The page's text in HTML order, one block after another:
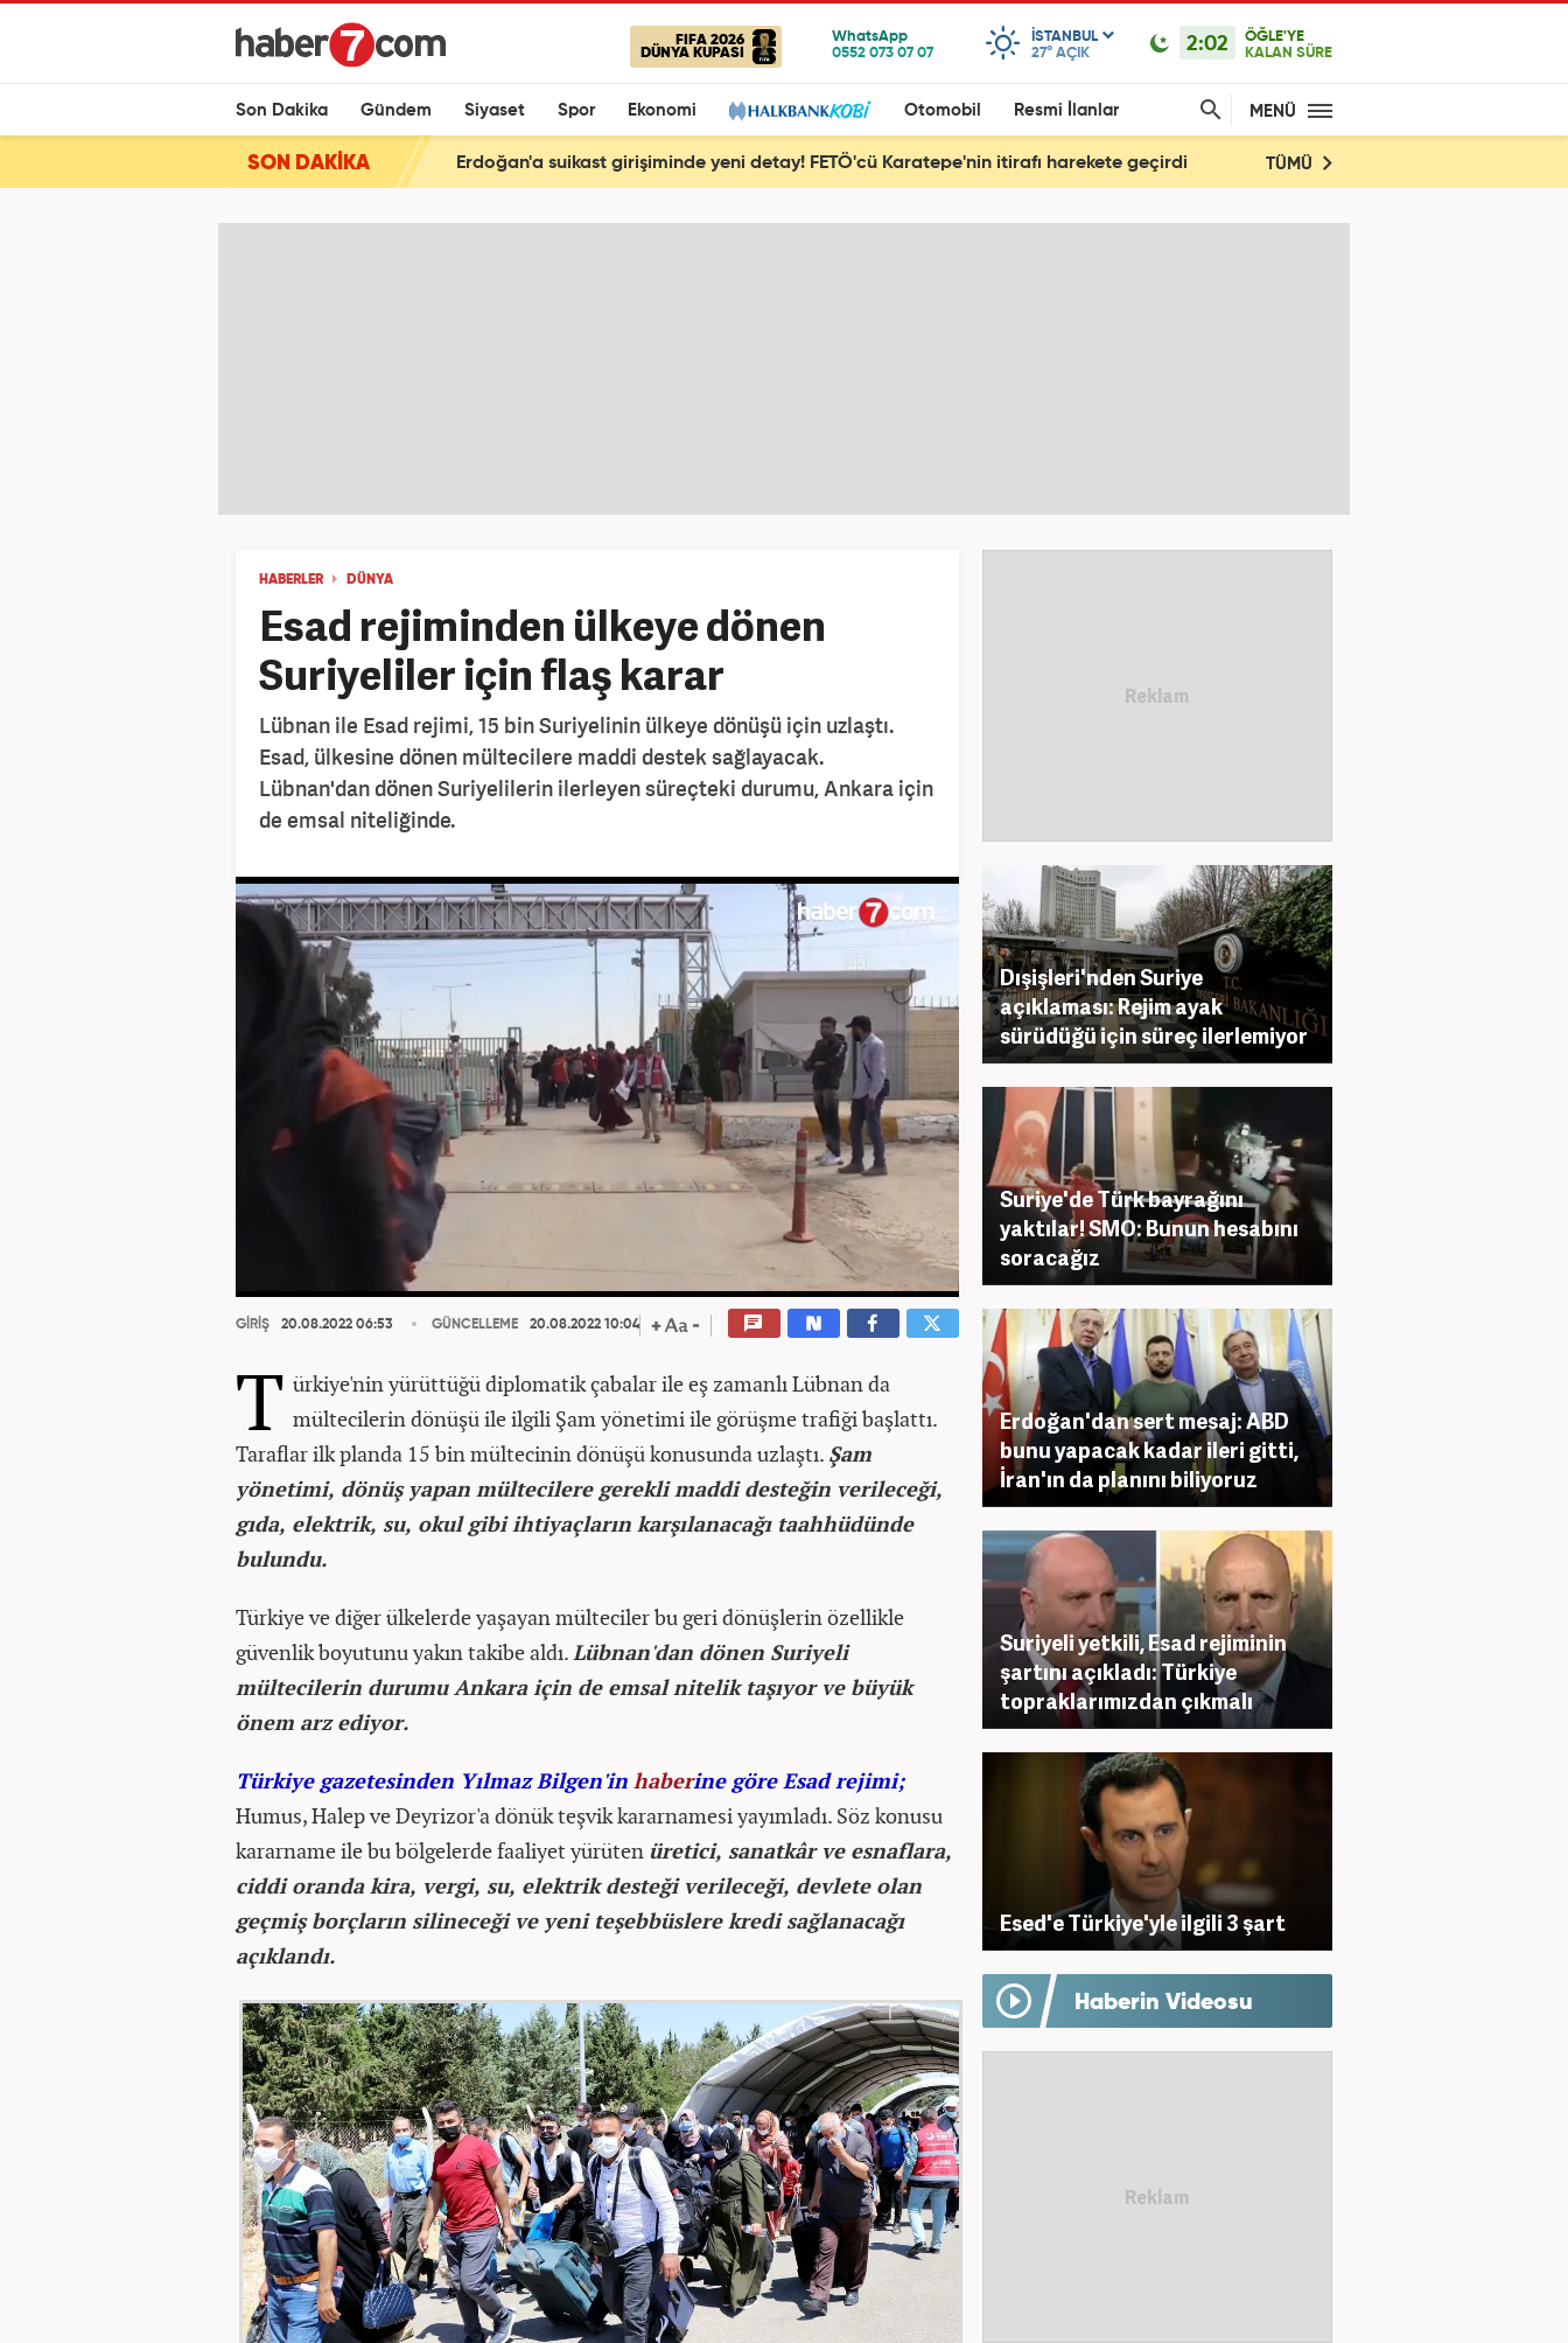
FIFA 2026
DÜNYA KUPASI
ISTANBUL
27° AÇIK 2:02
ÖĞLE'YE
KALAN SÜRE
Son Dakika Gündem Siyaset Spor Ekonomi Otomobil Resmi İlanlar MENÜ
SON DAKİKA Erdoğan'a suikast girişiminde yeni detay! FETÖ'cü Karatepe'nin itirafı harekete geçirdi TÜMÜ
HABERLER DÜNYA
Esad rejiminden ülkeye dönen
Suriyeliler için flaş karar
Lübnan ile Esad rejimi, 15 bin Suriyelinin ülkeye dönüşü için uzlaştı.
Esad, ülkesine dönen mültecilere maddi destek sağlayacak.
Lübnan'dan dönen Suriyelilerin ilerleyen süreçteki durumu, Ankara için
de emsal niteliğinde.
GİRİŞ 20.08.2022 06:53 GÜNCELLEME 20.08.2022 10:04
T ürkiye'nin yürüttüğü diplomatik çabalar ile eş zamanlı Lübnan da
mültecilerin dönüşü ile ilgili Şam yönetimi ile görüşme trafiği başlattı.
Taraflar ilk planda 15 bin mültecinin dönüşü konusunda uzlaştı. Şam
yönetimi, dönüş yapan mültecilere gerekli maddi desteğin verileceği,
gıda, elektrik, su, okul gibi ihtiyaçların karşılanacağı taahhüdünde
bulundu.
Türkiye ve diğer ülkelerde yaşayan mülteciler bu geri dönüşlerin özellikle
güvenlik boyutunu yakın takibe aldı.Lübnan'dan dönen Suriyeli
mültecilerin durumu Ankara için de emsal nitelik taşıyor ve büyük
önem arz ediyor.
Türkiye gazetesinden Yılmaz Bilgen'in haberine göre Esad rejimi;
Humus, Halep ve Deyrizor'a dönük teşvik kararnamesi yayımladı. Söz konusu
kararname ile bu bölgelerde faaliyet yürüten üretici, sanatkâr ve esnaflara,
ciddi oranda kira, vergi, su, elektrik desteği verileceği, devlete olan
geçmiş borçların silineceği ve yeni teşebbüslere kredi sağlanacağı
açıklandı.
Dışişleri'nden Suriye
açıklaması: Rejim ayak
sürüdüğü için süreç ilerlemiyor
Suriye'de Türk bayrağını
yaktılar! SMO: Bunun hesabını
soracağız
Erdoğan'dan sert mesaj: ABD
bunu yapacak kadar ileri gitti,
İran'ın da planını biliyoruz
Suriyeli yetkili, Esad rejiminin
şartını açıkladı: Türkiye
topraklarımızdan çıkmalı
Esed'e Türkiye'yle ilgili 3 şart
Haberin Videosu